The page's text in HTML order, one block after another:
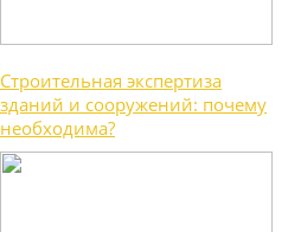
Строительная экспертиза
зданий и сооружений: почему
необходима?